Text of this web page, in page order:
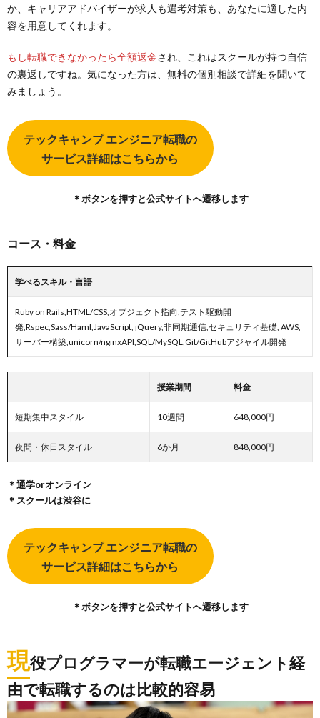
か、キャリアアドバイザーが求人も選考対策も、あなたに適した内
容を用意してくれます。
もし転職できなかったら全額返金され、これはスクールが持つ自信
の裏返しですね。気になった方は、無料の個別相談で詳細を聞いて
みましょう。
テックキャンプ エンジニア転職の
サービス詳細はこちらから
＊ボタンを押すと公式サイトへ遷移します
コース・料金
学べるスキル・言語
Ruby on Rails,HTML/CSS,オブジェクト指向,テスト駆動開
発,Rspec,Sass/Haml,JavaScript, jQuery,非同期通信,セキュリティ基礎, AWS,
サーバー構築,unicorn/nginxAPI,SQL/MySQL,Git/GitHubアジャイル開発
授業期間 料金
短期集中スタイル 10週間 648,000円
夜間・休日スタイル 6か月 848,000円
＊通学orオンライン
＊スクールは渋谷に
テックキャンプ エンジニア転職の
サービス詳細はこちらから
＊ボタンを押すと公式サイトへ遷移します
現役プログラマーが転職エージェント経
由で転職するのは比較的容易